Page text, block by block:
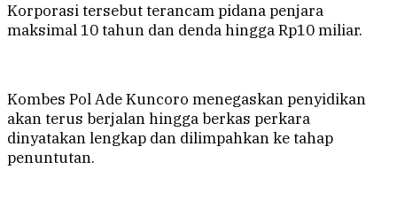
Korporasi tersebut terancam pidana penjara
maksimal 10 tahun dan denda hingga Rp10 miliar.
Kombes Pol Ade Kuncoro menegaskan penyidikan
akan terus berjalan hingga berkas perkara
dinyatakan lengkap dan dilimpahkan ke tahap
penuntutan.